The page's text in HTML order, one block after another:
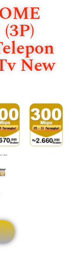
New